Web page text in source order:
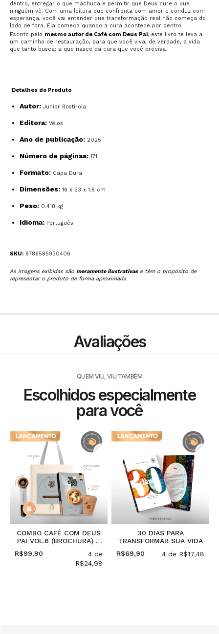
dentro, entregar o que machuca e permitir que Deus cure o que
ninguém vê. Com uma leitura que confronta com amor e conduz com
esperança, você vai entender que transformação real não começa do
lado de fora. Ela começa quando a cura acontece por dentro.
Escrito pelo mesmo autor de Café com Deus Pai, este livro te leva a
um caminho de restauração, para que você viva, de verdade, a vida
que tanto busca: a que nasce da cura que você precisa.
Detalhes do Produto
Autor: Junior Rostirola
Editora: Vélos
Ano de publicação: 2025
Número de páginas: 171
Formato: Capa Dura
Dimensões: 16 x 23 x 1.8 cm
Peso: 0.418 kg
Idioma: Português
SKU: 9786585930406
As imagens exibidas são meramente ilustrativase têm o propósito de
representar o produto de forma aproximada.
Avaliações
QUEM VIU, VIU TAMBÉM
Escolhidos especialmente
para você
COMBO CAFÉ COM DEUS
PAI VOL.6 (BROCHURA) +
R$99,90 4 de
R$24,98
30 DIAS PARA
TRANSFORMAR SUA VIDA
R$69,90
4 de R$17,48